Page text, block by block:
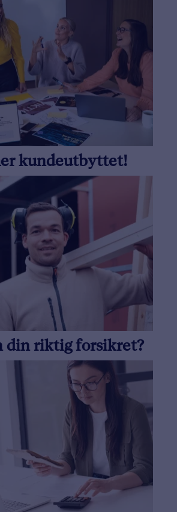
kundeutbyttet!
din riktig forsikret?